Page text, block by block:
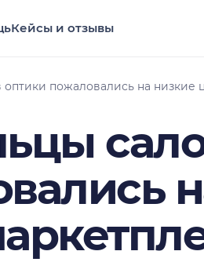
Кейсы и отзывы
пожаловались на низкие